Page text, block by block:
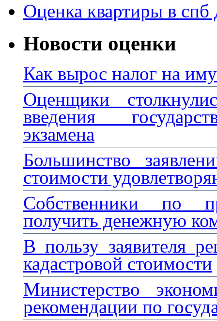
Оценка квартиры в спб
Новости оценки
Как вырос налог на
Оценщики
введения
экзамена
Большинство
стоимости
Собственники по
получить денежную
В пользу заявителя
кадастровой стоимости
Министерство
рекомендации по